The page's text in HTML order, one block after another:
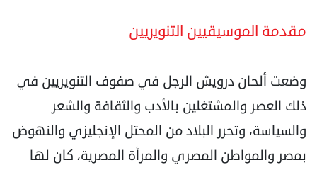
مقدمة الموسيقيين التنويريين
وضعت ألحان درويش الرجل في صفوف التنويريين في
ذلك العصر والمشتغلين بالأدب والثقافة والشعر
والسياسة، وتحرر البلاد من المحتل الإنجليزي والنهوض
بمصر والمواطن المصري والمرأة المصرية، كان لها